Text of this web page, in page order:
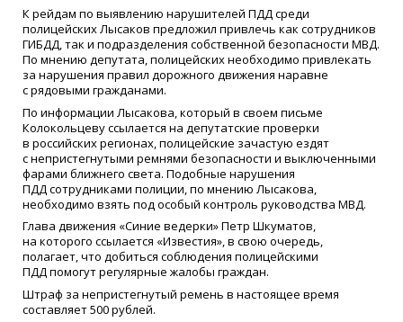
К рейдам по выявлению нарушителей ПДД среди
полицейских Лысаков предложил привлечь как сотрудников
ГИБДД, так и подразделения собственной безопасности МВД.
По мнению депутата, полицейских необходимо привлекать
за нарушения правил дорожного движения наравне
с рядовыми гражданами.
По информации Лысакова, который в своем письме
Колокольцеву ссылается на депутатские проверки
в российских регионах, полицейские зачастую ездят
с непристегнутыми ремнями безопасности и выключенными
фарами ближнего света. Подобные нарушения
ПДД сотрудниками полиции, по мнению Лысакова,
необходимо взять под особый контроль руководства МВД.
Глава движения «Синие ведерки» Петр Шкуматов,
на которого ссылается «Известия», в свою очередь,
полагает, что добиться соблюдения полицейскими
ПДД помогут регулярные жалобы граждан.
Штраф за непристегнутый ремень в настоящее время
составляет 500 рублей.